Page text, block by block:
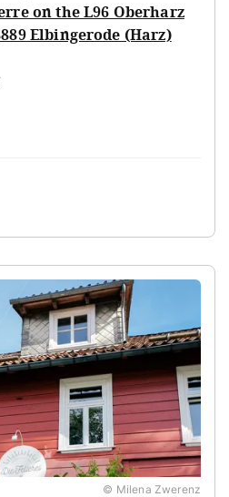
on the L96 Oberharz
Elbingerode (Harz)
© Milena Zwerenz